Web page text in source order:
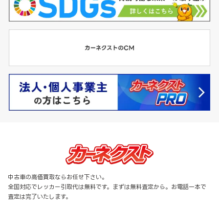
中古車の高価買取ならお任せ下さい。
全国対応でレッカー引取代は無料です。まずは無料査定から。お電話一本で
査定は完了いたします。